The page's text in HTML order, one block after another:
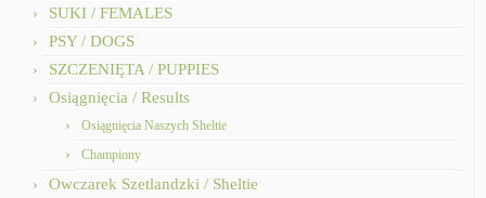
SUKI / FEMALES
PSY / DOGS
SZCZENIĘTA / PUPPIES
Osiągnięcia / Results
Osiągnięcia Naszych Sheltie
Championy
Owczarek Szetlandzki / Sheltie